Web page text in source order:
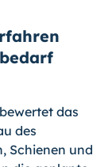
das
des
Schienen und